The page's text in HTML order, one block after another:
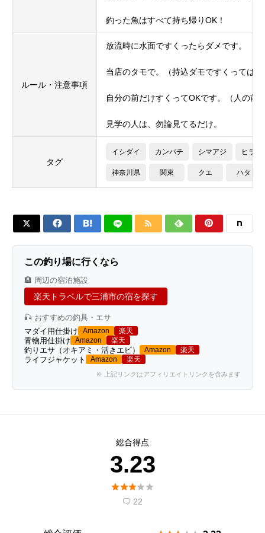
釣った魚はすべて持ち帰りOK！
ルール・注意事項
放流時に水面ですくったらダメです。
当店のタモで。（持込ダモですくっては
自分の前だけすくってOKです。（人の前
見学の人は、勿論見てるだけ。
タグ
イシダイ カンパチ シマアジ ヒラマ
神奈川県 関東 クエ ハタ
     
この釣り場に行くなら
🏨 周辺の宿泊施設
楽天トラベルで三浦市の宿を探す
🎣 おすすめの釣具・エサ
マダイ用仕掛け
Amazon 楽天
青物用仕掛け Amazon 楽天
釣りエサ（オキアミ・活きエビ） Amazon 楽天
ライフジャケット Amazon 楽天
※ 上記リンクはアフィリエイトリンクを含みます
総合得点
3.23

 22